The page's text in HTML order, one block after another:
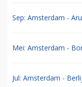
Sep: Amsterdam -
Mei: Amsterdam -
Jul: Amsterdam -